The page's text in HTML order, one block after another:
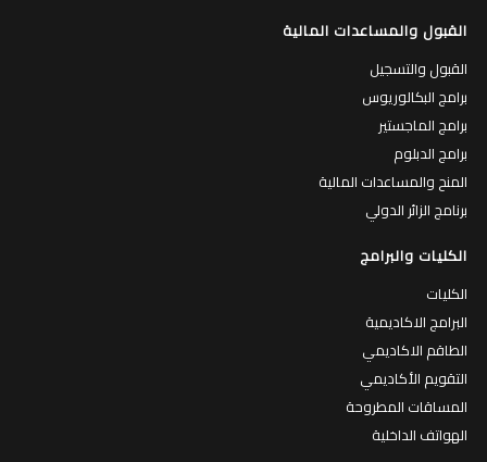
القبول والمساعدات المالية
القبول والتسجيل
برامج البكالوريوس
برامج الماجستير
برامج الدبلوم
المنح والمساعدات المالية
برنامج الزائر الدولي
الكليات والبرامج
الكليات
البرامج الاكاديمية
الطاقم الاكاديمي
التقويم الأكاديمي
المساقات المطروحة
الهواتف الداخلية